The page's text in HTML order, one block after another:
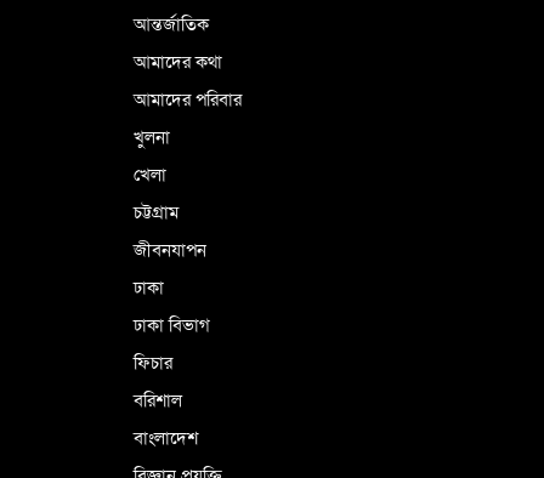
আন্তর্জাতিক
আমাদের কথা
আমাদের পরিবার
খুলনা
খেলা
চট্টগ্রাম
জীবনযাপন
ঢাকা
ঢাকা বিভাগ
ফিচার
বরিশাল
বাংলাদেশ